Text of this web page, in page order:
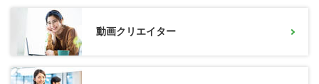
動画クリエイター